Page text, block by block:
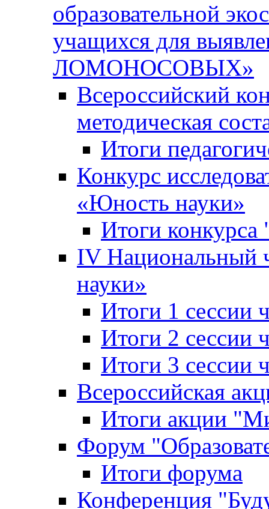
образовательной
учащихся для
ЛОМОНОСОВЫХ»
Всероссийский
методическая
Итоги
Конкурс
«Юность науки»
Итоги
IV
науки»
Итоги 1 сессии
Итоги 2 сессии
Итоги 3 сессии
Всероссийская
Итоги акции
Форум
Итоги форума
Конференция